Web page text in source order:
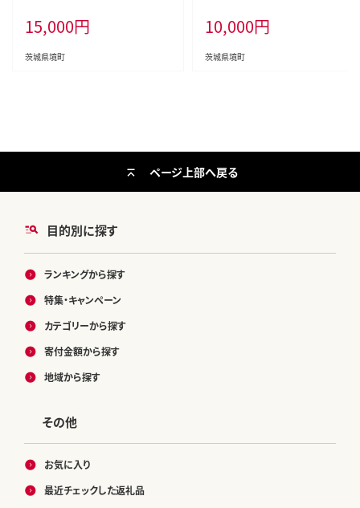
7年産/白米】K2457
15,000円
茨城県境町
ウトドア キャンプ バーベキュー 国
産 S6
10,000円
茨城県境町
目的別に探す
ランキングから探す
特集・キャンペーン
カテゴリーから探す
寄付金額から探す
地域から探す
その他
お気に入り
最近チェックした返礼品
ページ上部へ戻る